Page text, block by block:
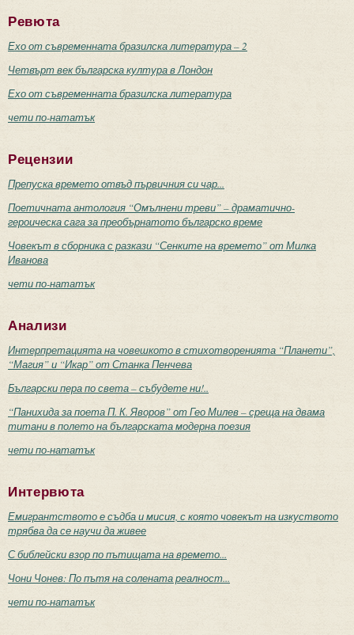
Ревюта
Ехо от съвременната бразилска литература – 2
Четвърт век българска култура в Лондон
Ехо от съвременната бразилска литература
чети по-нататък
Рецензии
Препуска времето отвъд първичния си чар...
Поетичната антология “Омълнени треви” – драматично-
героическа сага за преобърнатото българско време
Човекът в сборника с разкази “Сенките на времето” от Милка
Иванова
чети по-нататък
Анализи
Интерпретацията на човешкото в стихотворенията “Планети”,
“Магия” и “Икар” от Станка Пенчева
Български пера по света – събудете ни!..
“Панихида за поета П. К. Яворов” от Гео Милев – среща на двама
титани в полето на българската модерна поезия
чети по-нататък
Интервюта
Емигрантството е съдба и мисия, с която човекът на изкуството
трябва да се научи да живее
С библейски взор по пътищата на времето...
Чони Чонев: По пътя на солената реалност...
чети по-нататък